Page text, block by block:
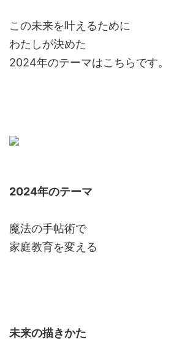
この未来を叶えるために
わたしが決めた
2024年のテーマはこちらです。
2024年のテーマ
魔法の手帖術で
家庭教育を変える
未来の描きかた